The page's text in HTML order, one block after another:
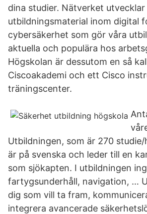
dina studier. Nätverket
utbildningsmaterial inom digital
cybersäkerhet som gör våra
aktuella och populära hos
Högskolan är dessutom en så
Ciscoakademi och ett Cisco
träningscenter.
Utbildningen, som är 270
är på svenska och leder till en
som sjökapten. I utbildningen
fartygsunderhåll, navigation, …
dig som vill ta fram,
integrera avancerade